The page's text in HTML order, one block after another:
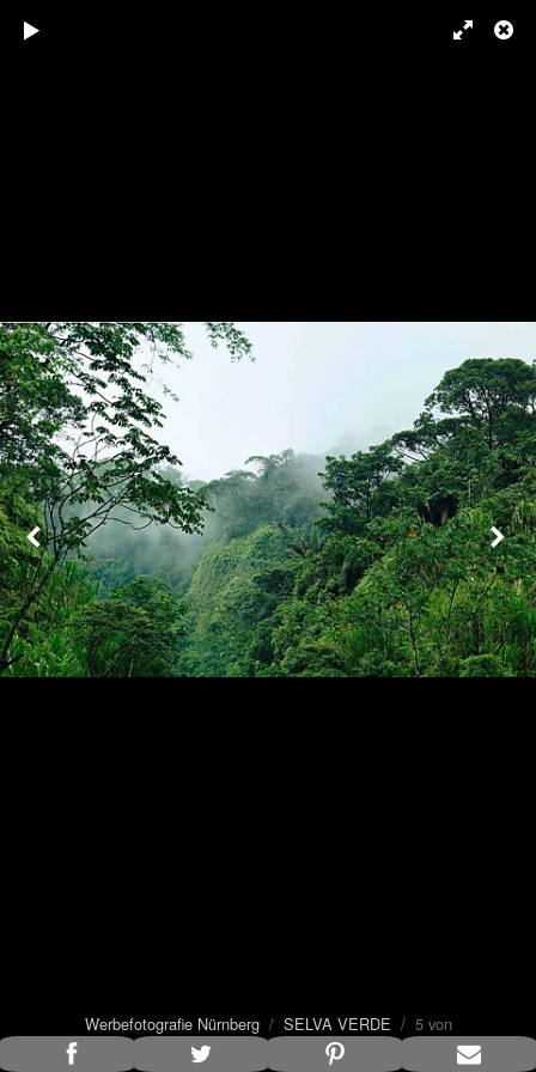
Werbefotografie Nürnberg/ SELVA VERDE / 5 von
11Bildunterschrift anzeigen